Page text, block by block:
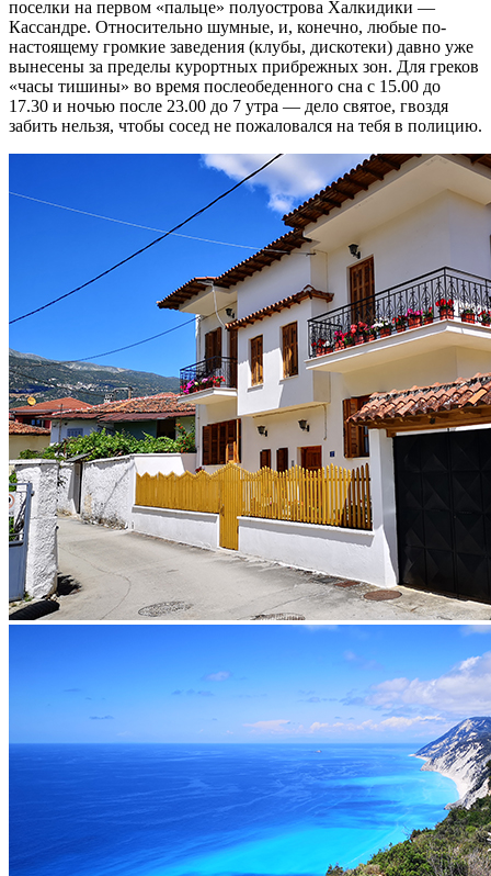
поселки на первом «пальце» полуострова Халкидики —
Кассандре. Относительно шумные, и, конечно, любые по-
настоящему громкие заведения (клубы, дискотеки) давно уже
вынесены за пределы курортных прибрежных зон. Для греков
«часы тишины» во время послеобеденного сна с 15.00 до
17.30 и ночью после 23.00 до 7 утра — дело святое, гвоздя
забить нельзя, чтобы сосед не пожаловался на тебя в полицию.